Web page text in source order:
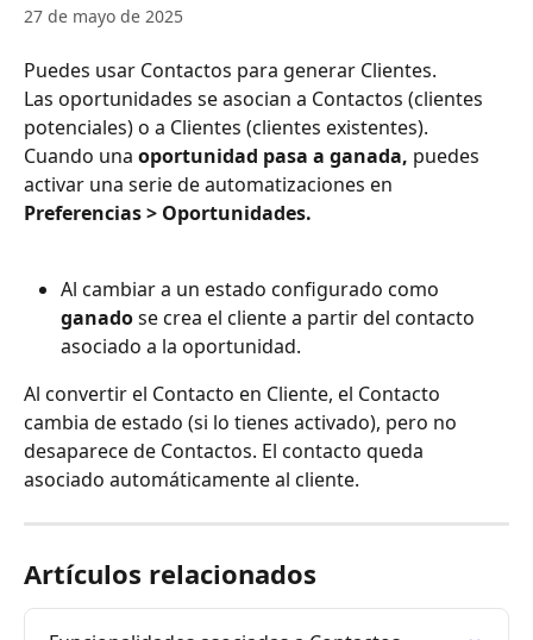
27 de mayo de 2025
Puedes usar Contactos para generar Clientes.
Las oportunidades se asocian a Contactos (clientes
potenciales) o a Clientes (clientes existentes).
Cuando una oportunidad pasa a ganada, puedes
activar una serie de automatizaciones en
Preferencias > Oportunidades.
Al cambiar a un estado configurado como
ganado se crea el cliente a partir del contacto
asociado a la oportunidad.
Al convertir el Contacto en Cliente, el Contacto
cambia de estado (si lo tienes activado), pero no
desaparece de Contactos. El contacto queda
asociado automáticamente al cliente.
Artículos relacionados